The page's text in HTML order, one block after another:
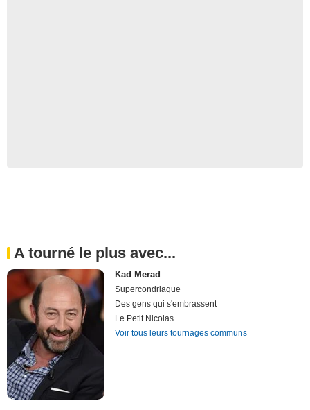
A tourné le plus avec...
Kad Merad
Supercondriaque
Des gens qui s'embrassent
Le Petit Nicolas
Voir tous leurs tournages communs